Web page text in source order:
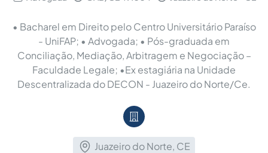
• Bacharel em Direito pelo Centro Universitário Paraíso
- UniFAP; • Advogada; • Pós-graduada em
Conciliação, Mediação, Arbitragem e Negociação –
Faculdade Legale; •Ex estagiária na Unidade
Descentralizada do DECON - Juazeiro do Norte/Ce.
Juazeiro do Norte, CE